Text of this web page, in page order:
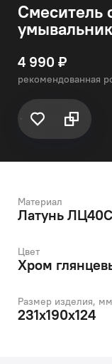
Смеситель
4 990 ₽
рекомендованная
Материал
Латунь
Цвет
Хром
Размер изделия,
231x190x124